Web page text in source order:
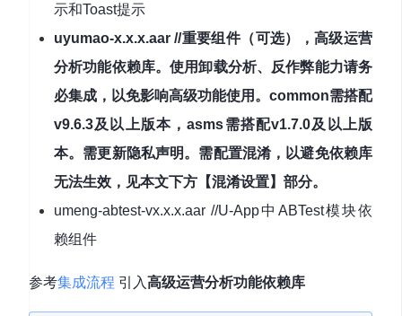
示和Toast提示
uyumao-x.x.x.aar //重要组件（可选），高级运营
分析功能依赖库。使用卸载分析、反作弊能力请务
必集成，以免影响高级功能使用。common需搭配
v9.6.3及以上版本，asms需搭配v1.7.0及以上版
本。需更新隐私声明。需配置混淆，以避免依赖库
无法生效，见本文下方【混淆设置】部分。
umeng-abtest-vx.x.x.aar //U-App中ABTest模块依
赖组件
参考集成流程 引入高级运营分析功能依赖库